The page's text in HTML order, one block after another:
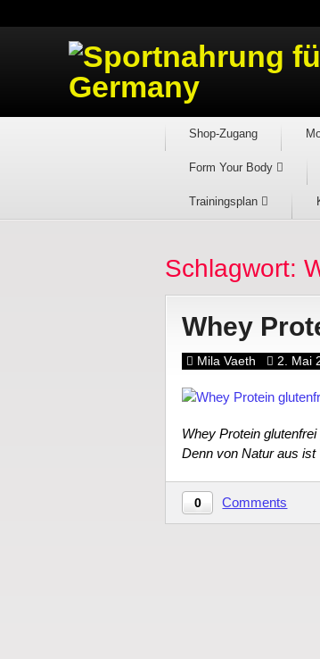
Shop-Zugang
Form Your Body
Trainingsplan
Schlagwort:
Whey
Mila Vaeth 2. Mai
Whey Protein
Denn von Natur aus
0 Comments